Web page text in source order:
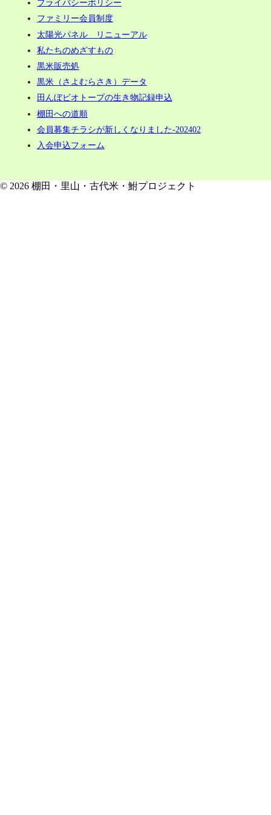
プライバシーポリシー
ファミリー会員制度
太陽光パネル リニューアル
私たちのめざすもの
黒米販売処
黒米（さよむらさき）データ
田んぼビオトープの生き物記録申込
棚田への道順
会員募集チラシが新しくなりました-202402
入会申込フォーム
© 2026 棚田・里山・古代米・鮒プロジェクト